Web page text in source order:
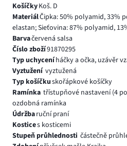
KošíčkyKoš. D
MateriálČipka: 50% polyamid, 33%
elastan; Sieťovina: 87% polyamid,
Barvačervená salsa
Číslo zboží91870295
Typ uchyceníháčky a očka, uzávěr
Vyztužení vyztužená
Typ košíčkuskořápkové košíčky
Ramínka třístupňové nastavení (4
ozdobná ramínka
Údržbaruční praní
Kostices kosticemi
Stupeň průhlednosti částečně